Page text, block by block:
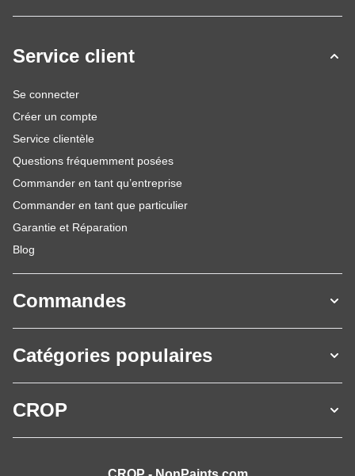
Service client
Se connecter
Créer un compte
Service clientèle
Questions fréquemment posées
Commander en tant qu’entreprise
Commander en tant que particulier
Garantie et Réparation
Blog
Commandes
Catégories populaires
CROP